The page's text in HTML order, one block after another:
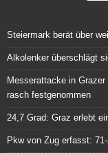
Steiermark berät über
Alkolenker überschlägt
Messerattacke in
rasch festgenommen
24,7 Grad: Graz erlebt
Pkw von Zug erfasst: